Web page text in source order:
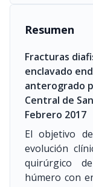
Resumen
Fracturas
enclavado
anterogrado
Central de
Febrero 2017
El objetivo
evolución
quirúrgico
húmero con